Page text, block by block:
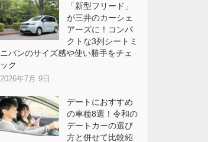
「新型フリード」
が三井のカーシェ
アーズに！コンパ
クトな3列シートミ
ニバンのサイズ感や使い勝手をチェ
ック
2026年7月 9日
デートにおすすめ
の車種8選！令和の
デートカーの選び
方と併せて比較紹